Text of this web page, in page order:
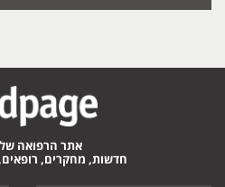
אתר הרפואה
חדשות, מחקרים,